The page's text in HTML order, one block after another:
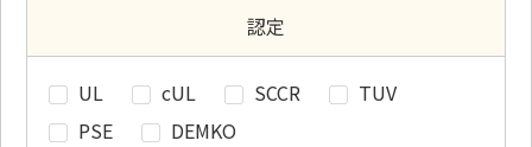
認定
UL cUL SCCR
TUV
PSE
DEMKO